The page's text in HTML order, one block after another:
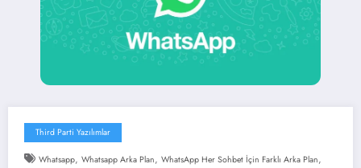
Third Parti Yazılımlar
Whatsapp, Whatsapp Arka Plan, WhatsApp Her Sohbet İçin Farklı Arka Plan,